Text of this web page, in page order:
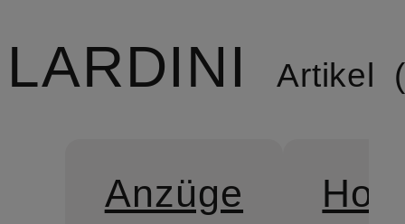
LARDINI Artikel
Anzüge